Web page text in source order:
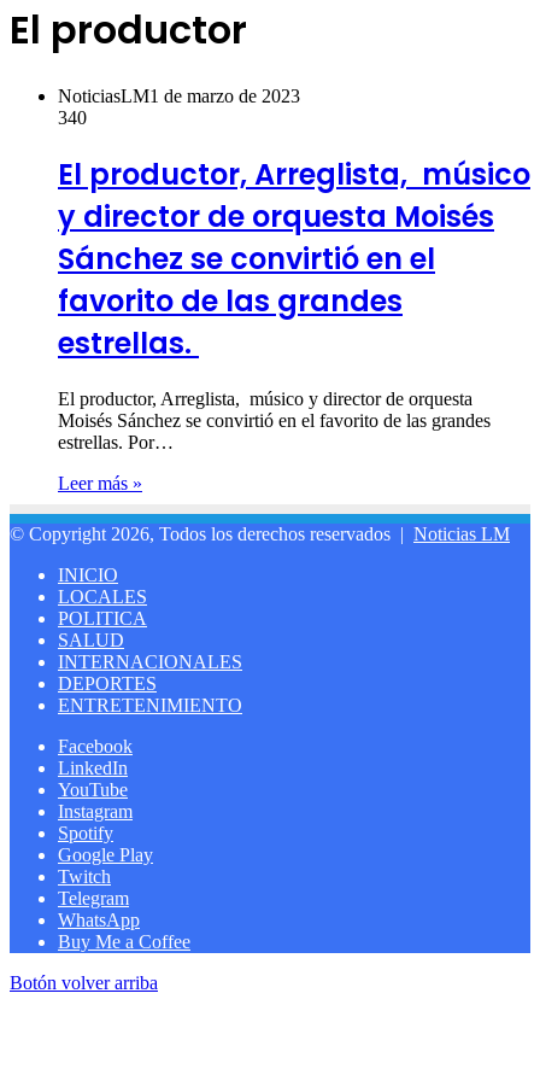
El productor
NoticiasLM1 de marzo de 2023
340
El productor, Arreglista, músico
y director de orquesta Moisés
Sánchez se convirtió en el
favorito de las grandes
estrellas.
El productor, Arreglista, músico y director de orquesta
Moisés Sánchez se convirtió en el favorito de las grandes
estrellas. Por…
Leer más »
© Copyright 2026, Todos los derechos reservados | Noticias LM
INICIO
LOCALES
POLITICA
SALUD
INTERNACIONALES
DEPORTES
ENTRETENIMIENTO
Facebook
LinkedIn
YouTube
Instagram
Spotify
Google Play
Twitch
Telegram
WhatsApp
Buy Me a Coffee
Botón volver arriba